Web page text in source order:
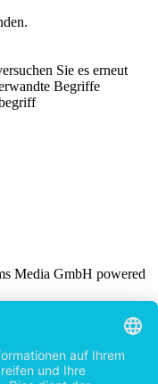
Sie es erneut
Begriffe
Media GmbH powered